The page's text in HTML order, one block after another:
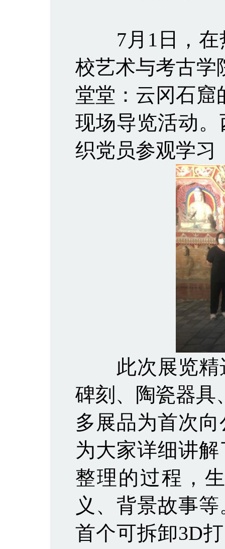
7月1日，在
校艺术与考古学
堂堂：云冈石窟
现场导览活动
织党员参观学习
此次展览精
碑刻、陶瓷器具
多展品为首次
为大家详细讲
整理的过程，
义、背景故事
首个可拆卸3D